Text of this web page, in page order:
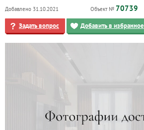
Добавлено 31.10.2021 Объект № 70739
Задать вопрос Добавить в избранное